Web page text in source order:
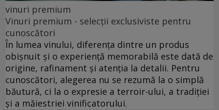
vinuri premium
Vinuri premium - selecții exclusiviste pentru
cunoscători
În lumea vinului, diferența dintre un produs
obișnuit și o experiență memorabilă este dată de
origine, rafinament și atenția la detalii. Pentru
cunoscători, alegerea nu se rezumă la o simplă
băutură, ci la o expresie a terroir-ului, a tradiției
și a măiestriei vinificatorului.